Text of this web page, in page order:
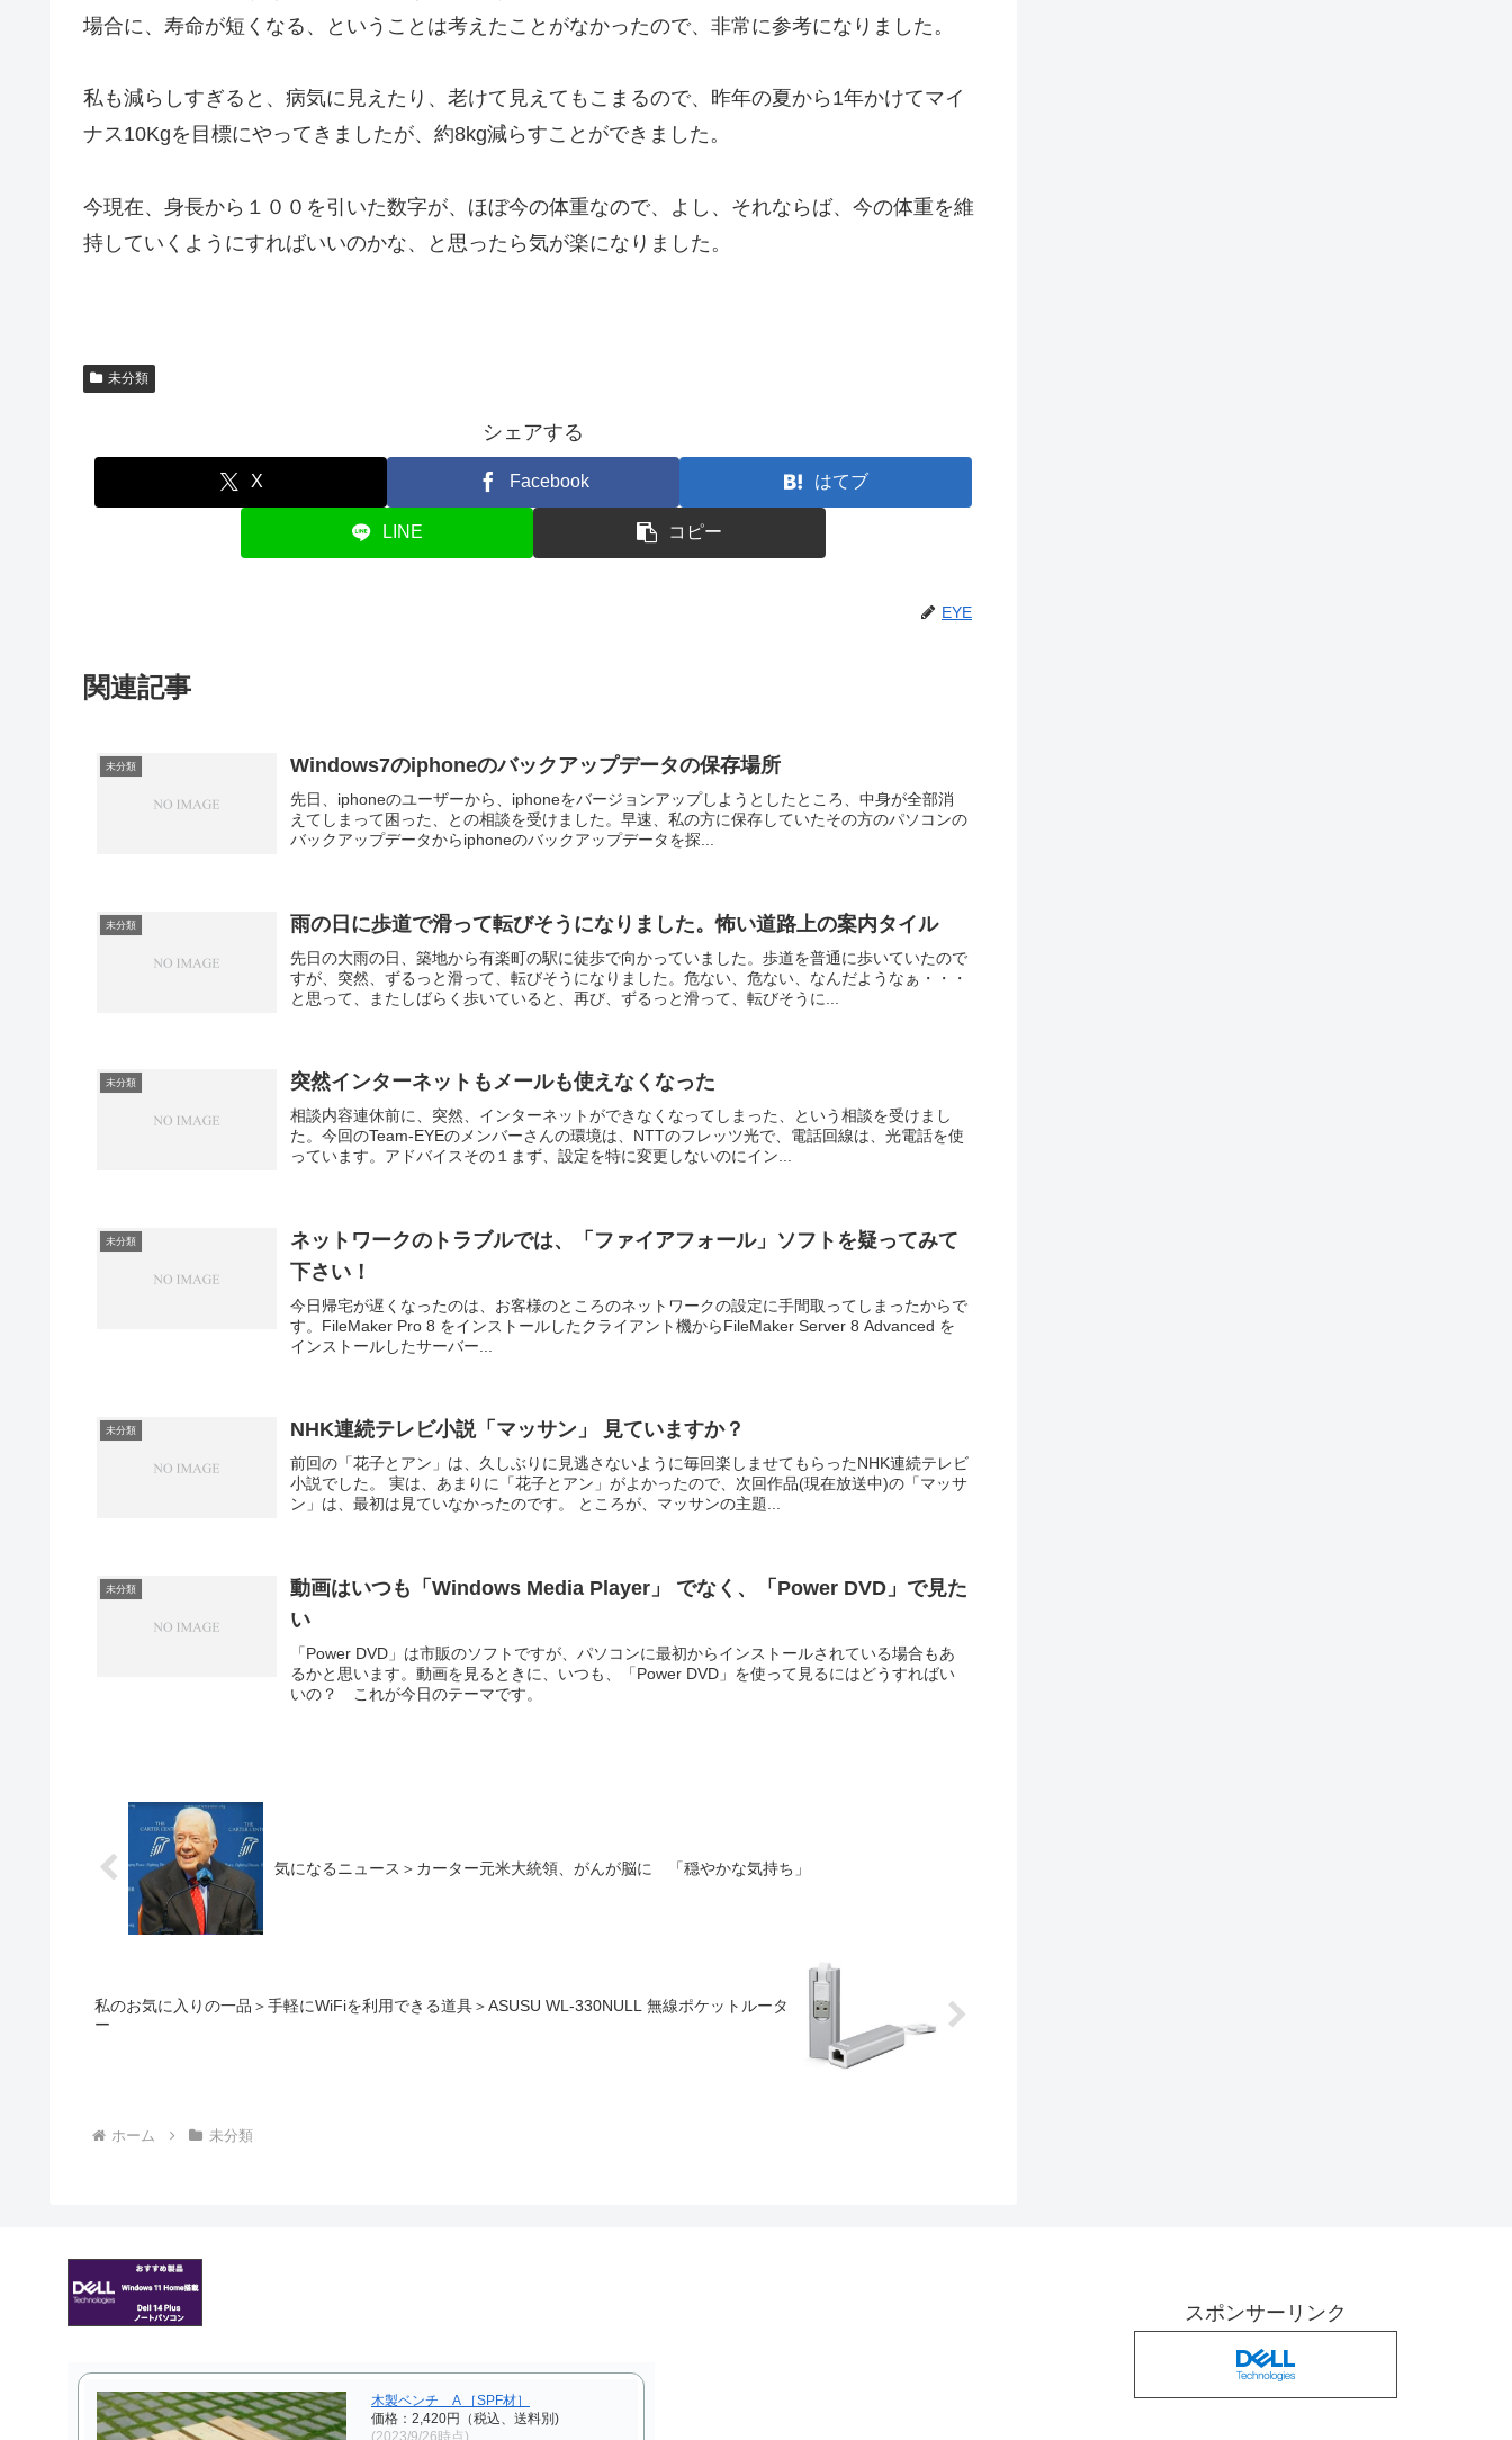
場合に、寿命が短くなる、ということは考えたことがなかったので、非常に参考になりました。
私も減らしすぎると、病気に見えたり、老けて見えてもこまるので、昨年の夏から1年かけてマイ
ナス10Kgを目標にやってきましたが、約8kg減らすことができました。
今現在、身長から１００を引いた数字が、ほぼ今の体重なので、よし、それならば、今の体重を維
持していくようにすればいいのかな、と思ったら気が楽になりました。
未分類
シェアする
X Facebook はてブ
LINE コピー
EYE
関連記事
未分類 Windows7のiphoneのバックアップデータの保存場所
先日、iphoneのユーザーから、iphoneをバージョンアップしようとしたところ、中身が全部消
えてしまって困った、との相談を受けました。早速、私の方に保存していたその方のパソコンの
バックアップデータからiphoneのバックアップデータを探...
未分類 雨の日に歩道で滑って転びそうになりました。怖い道路上の案内タイル
先日の大雨の日、築地から有楽町の駅に徒歩で向かっていました。歩道を普通に歩いていたので
すが、突然、ずるっと滑って、転びそうになりました。危ない、危ない、なんだようなぁ・・・
と思って、またしばらく歩いていると、再び、ずるっと滑って、転びそうに...
未分類 突然インターネットもメールも使えなくなった
相談内容連休前に、突然、インターネットができなくなってしまった、という相談を受けまし
た。今回のTeam-EYEのメンバーさんの環境は、NTTのフレッツ光で、電話回線は、光電話を使
っています。アドバイスその１まず、設定を特に変更しないのにイン...
未分類
ネットワークのトラブルでは、「ファイアフォール」ソフトを疑ってみて
下さい！
今日帰宅が遅くなったのは、お客様のところのネットワークの設定に手間取ってしまったからで
す。FileMaker Pro 8 をインストールしたクライアント機からFileMaker Server 8 Advanced を
インストールしたサーバー...
未分類 NHK連続テレビ小説「マッサン」 見ていますか？
前回の「花子とアン」は、久しぶりに見逃さないように毎回楽しませてもらったNHK連続テレビ
小説でした。 実は、あまりに「花子とアン」がよかったので、次回作品(現在放送中)の「マッサ
ン」は、最初は見ていなかったのです。 ところが、マッサンの主題...
未分類
動画はいつも「Windows Media Player」 でなく、「Power DVD」で見た
い
「Power DVD」は市販のソフトですが、パソコンに最初からインストールされている場合もあ
るかと思います。動画を見るときに、いつも、「Power DVD」を使って見るにはどうすればい
いの？ これが今日のテーマです。
気になるニュース＞カーター元米大統領、がんが脳に 「穏やかな気持ち」
私のお気に入りの一品＞手軽にWiFiを利用できる道具＞ASUSU WL-330NULL 無線ポケットルータ
ー
ホーム 未分類
木製ベンチ A ［SPF材］
価格：2,420円（税込、送料別)
スポンサーリンク